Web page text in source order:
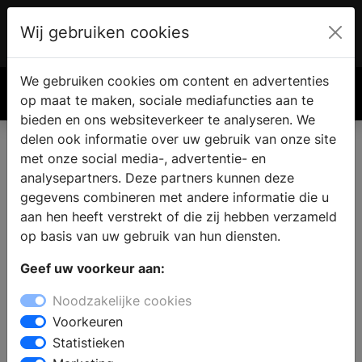
€ 0.00
Badkamer winkel in Smakt
Woont u in Smakt en zoekt u een sanitair winkel, omdat
u de badkamer wilt renoveren of verbouwen? Wanneer
u zich oriënteert op een nieuwe badkamer, dan vindt u
het samenstellen van uw droombadkamer. Geeft u de
voorkeur aan een inloopdouche, een douchecabine of
een bad; de sanitair specialist kan u informeren en
Wij gebruiken cookies
We gebruiken cookies om content en advertenties
op maat te maken, sociale mediafuncties aan te
bieden en ons websiteverkeer te analyseren. We
delen ook informatie over uw gebruik van onze site
met onze social media-, advertentie- en
analysepartners. Deze partners kunnen deze
gegevens combineren met andere informatie die u
aan hen heeft verstrekt of die zij hebben verzameld
op basis van uw gebruik van hun diensten.
Geef uw voorkeur aan:
Noodzakelijke cookies
Voorkeuren
Statistieken